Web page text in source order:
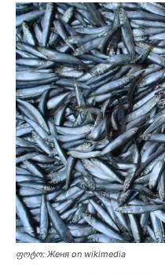
ფოტო: Женя on wikimedia